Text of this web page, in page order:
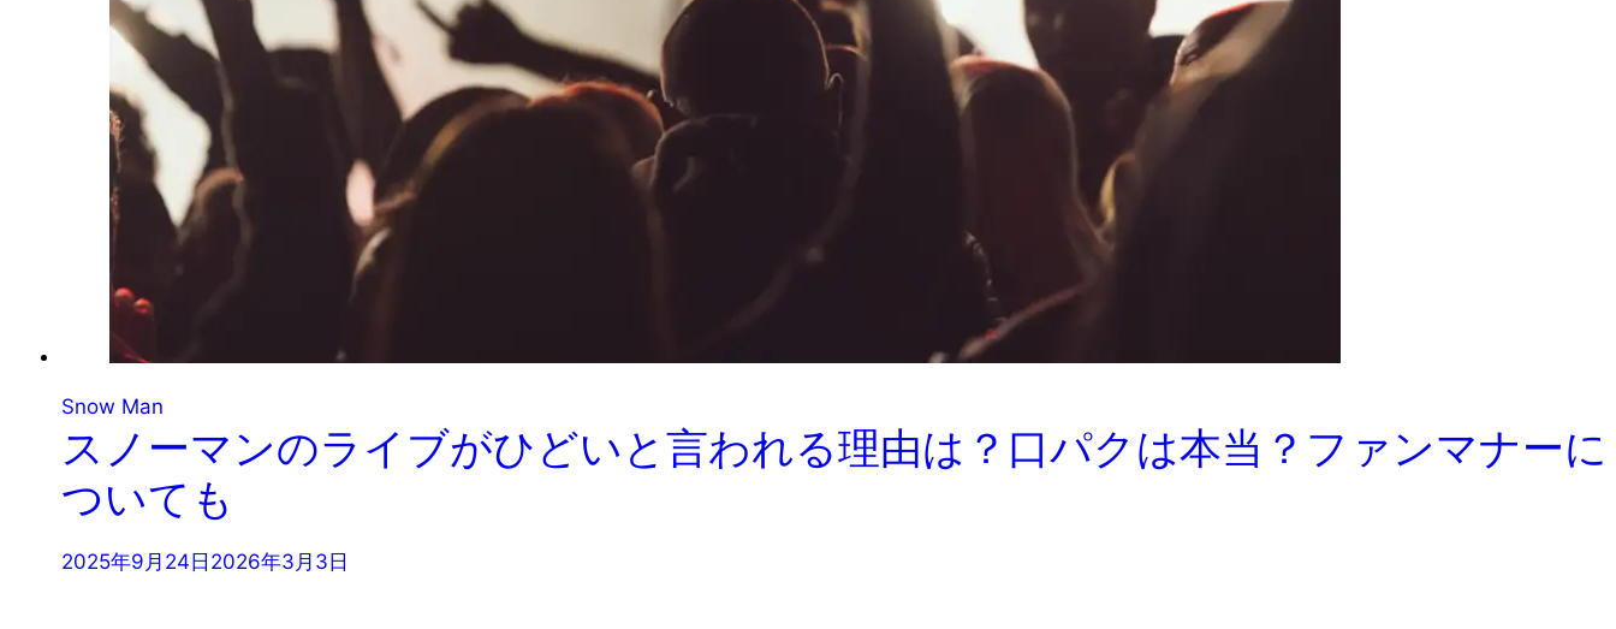
Snow Man
スノーマンのライブがひどいと言われる理由は？口パクは本当？ファンマナーに
ついても
2025年9月24日 2026年3月3日